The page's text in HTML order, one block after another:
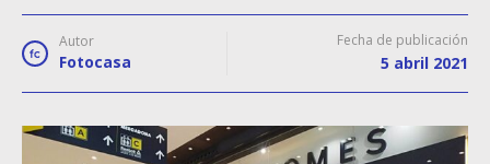
Autor
Fotocasa
Fecha de publicación
5 abril 2021